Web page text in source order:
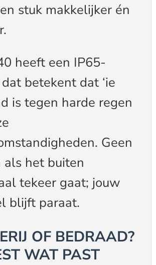
stuk makkelijker én
heeft een IP65-
betekent dat ‘ie
is tegen harde regen
Geen
als het buiten
tekeer gaat; jouw
blijft paraat.
OF BEDRAAD?
WAT PAST